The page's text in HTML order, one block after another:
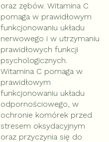
oraz zębów. Witamina C
pomaga w prawidłowym
funkcjonowaniu układu
nerwowego i w utrzymaniu
prawidłowych funkcji
psychologicznych.
Witamina C pomaga w
prawidłowym
funkcjonowaniu układu
odpornościowego, w
ochronie komórek przed
stresem oksydacyjnym
oraz przyczynia się do